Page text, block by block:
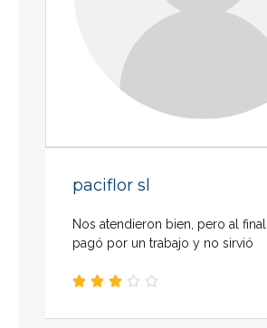
paciflor sl
Nos atendieron bien, pero al
pagó por un trabajo y no sirvió
    